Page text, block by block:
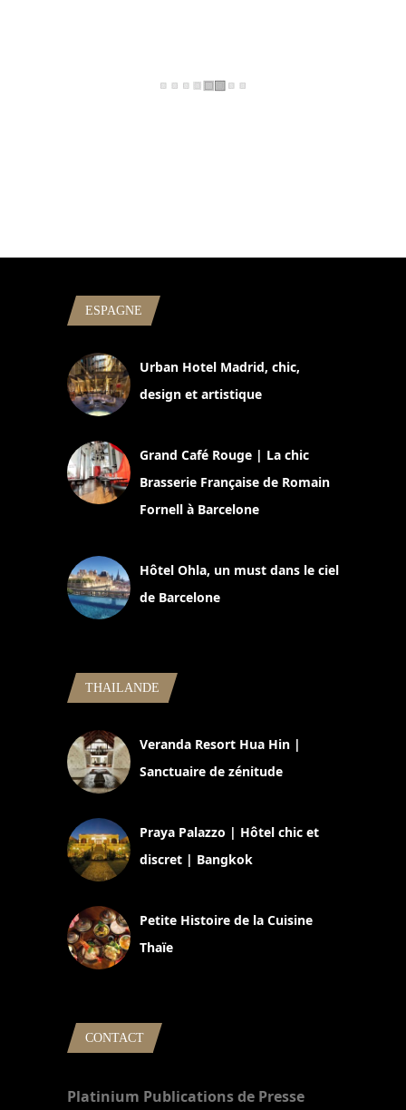
ESPAGNE
Urban Hotel Madrid, chic,
design et artistique
Grand Café Rouge | La chic
Brasserie Française de Romain
Fornell à Barcelone
Hôtel Ohla, un must dans le ciel
de Barcelone
THAILANDE
Veranda Resort Hua Hin |
Sanctuaire de zénitude
Praya Palazzo | Hôtel chic et
discret | Bangkok
Petite Histoire de la Cuisine
Thaïe
CONTACT
Platinium Publications de Presse